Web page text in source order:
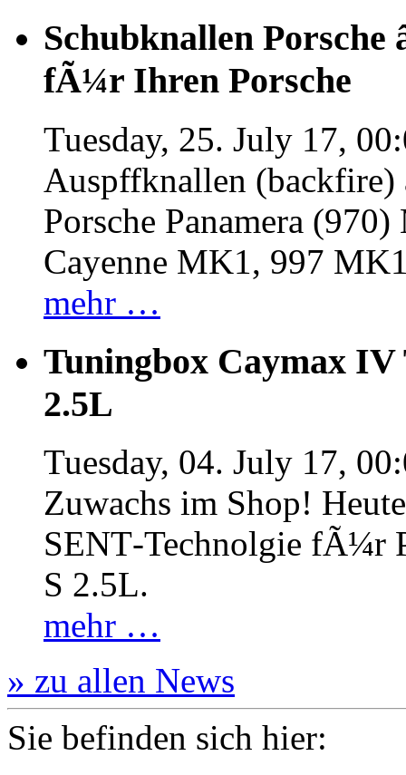
Schubknallen Porsche
fÃ¼r Ihren Porsche
Tuesday, 25. July 17,
Auspffknallen
Porsche Panamera
Cayenne MK1, 997
mehr …
Tuningbox Caymax IV
2.5L
Tuesday, 04. July 17,
Zuwachs im Shop!
SENT‐Technolgie fÃ¼r
S 2.5L.
mehr …
» zu allen News
Sie befinden sich hier: